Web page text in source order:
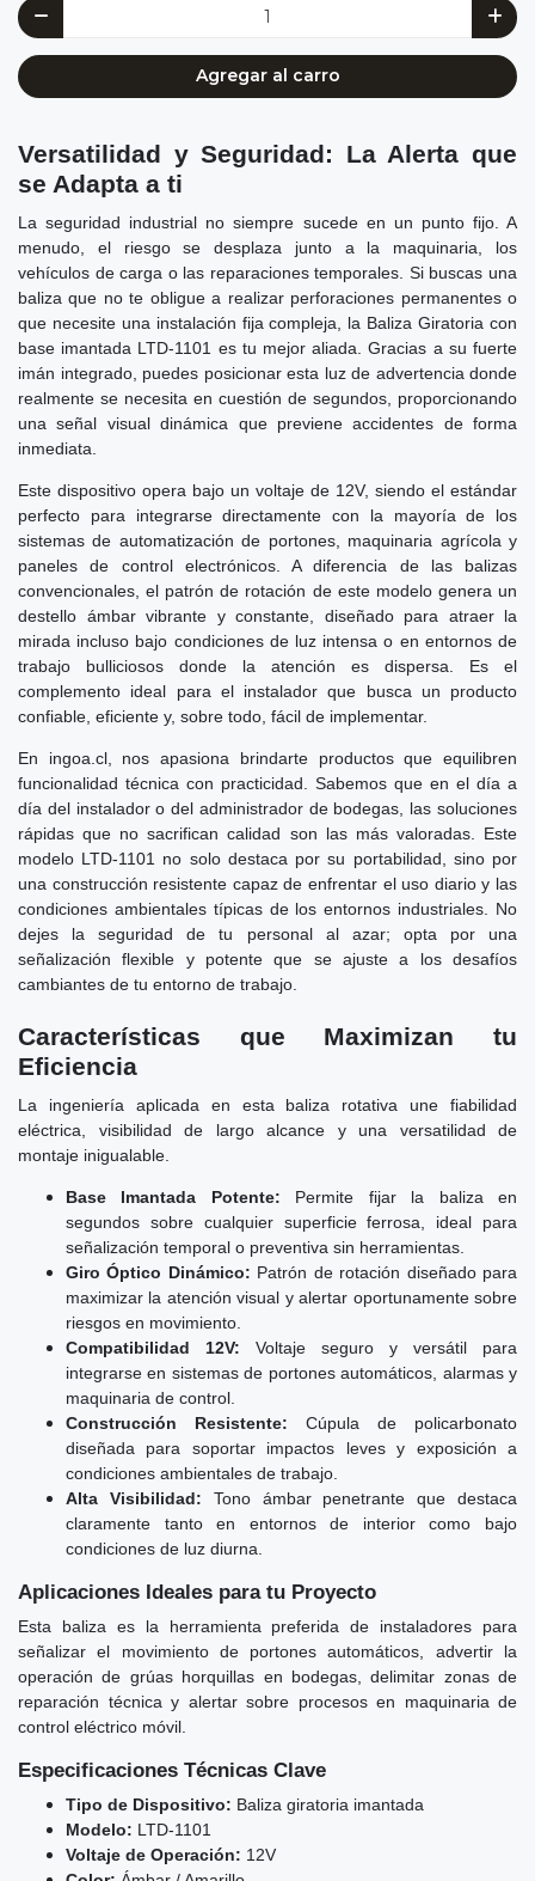
Agregar al carro
Versatilidad y Seguridad: La Alerta que
se Adapta a ti
La seguridad industrial no siempre sucede en un punto fijo. A
menudo, el riesgo se desplaza junto a la maquinaria, los
vehículos de carga o las reparaciones temporales. Si buscas una
baliza que no te obligue a realizar perforaciones permanentes o
que necesite una instalación fija compleja, la Baliza Giratoria con
base imantada LTD-1101 es tu mejor aliada. Gracias a su fuerte
imán integrado, puedes posicionar esta luz de advertencia donde
realmente se necesita en cuestión de segundos, proporcionando
una señal visual dinámica que previene accidentes de forma
inmediata.
Este dispositivo opera bajo un voltaje de 12V, siendo el estándar
perfecto para integrarse directamente con la mayoría de los
sistemas de automatización de portones, maquinaria agrícola y
paneles de control electrónicos. A diferencia de las balizas
convencionales, el patrón de rotación de este modelo genera un
destello ámbar vibrante y constante, diseñado para atraer la
mirada incluso bajo condiciones de luz intensa o en entornos de
trabajo bulliciosos donde la atención es dispersa. Es el
complemento ideal para el instalador que busca un producto
confiable, eficiente y, sobre todo, fácil de implementar.
En ingoa.cl, nos apasiona brindarte productos que equilibren
funcionalidad técnica con practicidad. Sabemos que en el día a
día del instalador o del administrador de bodegas, las soluciones
rápidas que no sacrifican calidad son las más valoradas. Este
modelo LTD-1101 no solo destaca por su portabilidad, sino por
una construcción resistente capaz de enfrentar el uso diario y las
condiciones ambientales típicas de los entornos industriales. No
dejes la seguridad de tu personal al azar; opta por una
señalización flexible y potente que se ajuste a los desafíos
cambiantes de tu entorno de trabajo.
Características que Maximizan tu
Eficiencia
La ingeniería aplicada en esta baliza rotativa une fiabilidad
eléctrica, visibilidad de largo alcance y una versatilidad de
montaje inigualable.
Base Imantada Potente: Permite fijar la baliza en
segundos sobre cualquier superficie ferrosa, ideal para
señalización temporal o preventiva sin herramientas.
Giro Óptico Dinámico: Patrón de rotación diseñado para
maximizar la atención visual y alertar oportunamente sobre
riesgos en movimiento.
Compatibilidad 12V: Voltaje seguro y versátil para
integrarse en sistemas de portones automáticos, alarmas y
maquinaria de control.
Construcción Resistente: Cúpula de policarbonato
diseñada para soportar impactos leves y exposición a
condiciones ambientales de trabajo.
Alta Visibilidad: Tono ámbar penetrante que destaca
claramente tanto en entornos de interior como bajo
condiciones de luz diurna.
Aplicaciones Ideales para tu Proyecto
Esta baliza es la herramienta preferida de instaladores para
señalizar el movimiento de portones automáticos, advertir la
operación de grúas horquillas en bodegas, delimitar zonas de
reparación técnica y alertar sobre procesos en maquinaria de
control eléctrico móvil.
Especificaciones Técnicas Clave
Tipo de Dispositivo: Baliza giratoria imantada
Modelo: LTD-1101
Voltaje de Operación: 12V